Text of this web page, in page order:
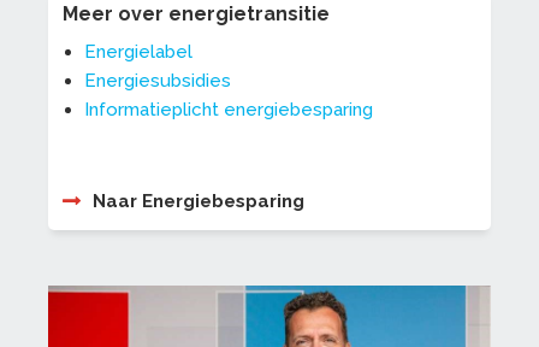
Meer over energietransitie
Energielabel
Energiesubsidies
Informatieplicht energiebesparing
Naar Energiebesparing